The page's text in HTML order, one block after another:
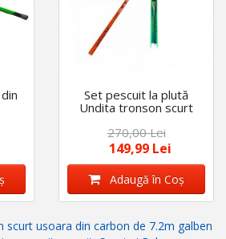
Set pescuit la plută
Undita tronson scurt
Angel cu linie fir textil și
AMIX 1kg
270,00 Lei
149,99 Lei
Adaugă în Coş
scurt usoara din carbon de 7.2m galben